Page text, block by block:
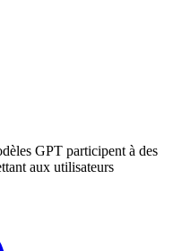
GPT participent à des
aux utilisateurs